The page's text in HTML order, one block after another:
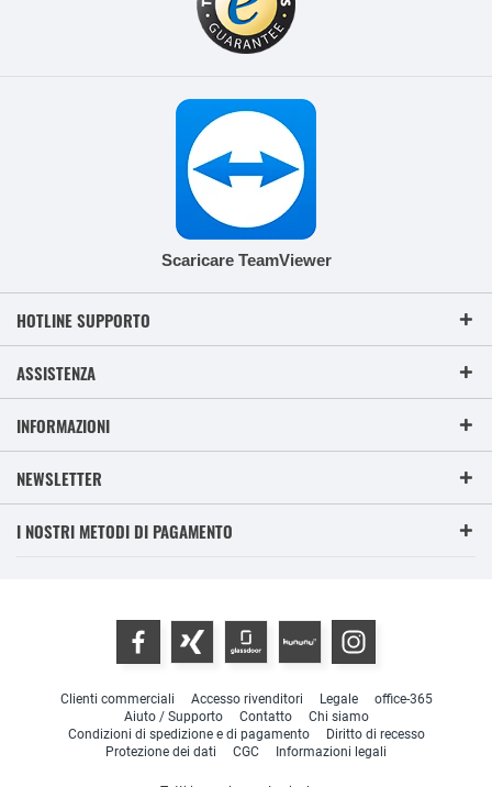
Scaricare TeamViewer
HOTLINE SUPPORTO
ASSISTENZA
INFORMAZIONI
NEWSLETTER
I NOSTRI METODI DI PAGAMENTO
Clienti commerciali Accesso rivenditori Legale
office-365
Aiuto / Supporto
Contatto
Chi siamo
Condizioni di spedizione e di pagamento
Diritto di recesso
Protezione dei dati
CGC Informazioni legali